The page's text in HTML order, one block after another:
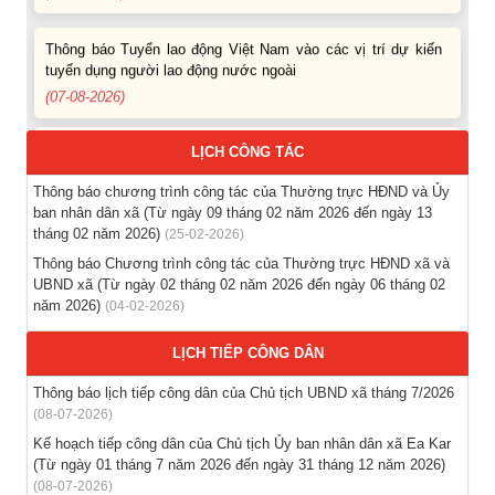
Thông báo Tuyển lao động Việt Nam vào các vị trí dự kiến
tuyển dụng người lao động nước ngoài
(07-08-2026)
Thông báo các khóa đào tạo năm học 2026-2027
Thông báo hỗ trợ tư vấn, tuyển dụng lao động đi làm việc
trong tỉnh
(03-08-2026)
Thông báo hỗ trợ tư vấn, tuyển dụng lao động đi làm việc ở
nước ngoài theo hợp đồng
Thông báo tuyển lao động Việt Nam vào các vị trí dự kiến
tuyển dụng người lao động nước ngoài
(28-07-2026)
LỊCH CÔNG TÁC
Thông báo chương trình công tác của Thường trực HĐND và Ủy
ban nhân dân xã (Từ ngày 09 tháng 02 năm 2026 đến ngày 13
tháng 02 năm 2026) (25-02-2026)
Thông báo Chương trình công tác của Thường trực HĐND xã và
UBND xã (Từ ngày 02 tháng 02 năm 2026 đến ngày 06 tháng 02
năm 2026) (04-02-2026)
LỊCH TIẾP CÔNG DÂN
Thông báo lịch tiếp công dân của Chủ tịch UBND xã tháng 7/2026
(08-07-2026)
Kế hoạch tiếp công dân của Chủ tịch Ủy ban nhân dân xã Ea Kar
(Từ ngày 01 tháng 7 năm 2026 đến ngày 31 tháng 12 năm 2026)
(08-07-2026)